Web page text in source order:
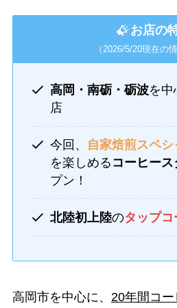
お店の
（2026/5/20現在の
高岡・南砺・砺波を中
店
今回、
自家焙煎スペ
を楽しめる コーヒース
プン！
北陸初上陸のタップコ
高岡市を中心に、 20年間コー